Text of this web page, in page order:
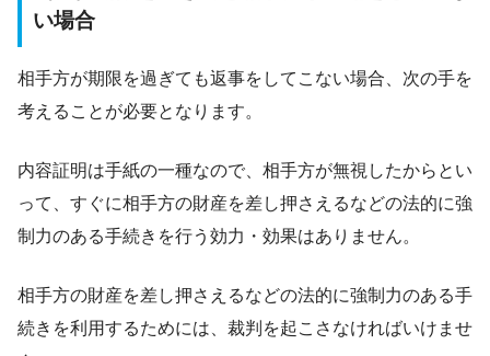
い場合
相手方が期限を過ぎても返事をしてこない場合、次の手を
考えることが必要となります。
内容証明は手紙の一種なので、相手方が無視したからとい
って、すぐに相手方の財産を差し押さえるなどの法的に強
制力のある手続きを行う効力・効果はありません。
相手方の財産を差し押さえるなどの法的に強制力のある手
続きを利用するためには、裁判を起こさなければいけませ